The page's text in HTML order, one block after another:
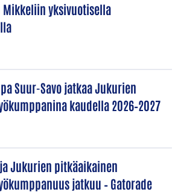
Mikkeliin yksivuotisella
Suur-Savo jatkaa Jukurien
kaudella 2026–2027
Jukurien pitkäaikainen
jatkuu – Gatorade